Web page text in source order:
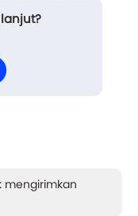
menatap Sari
jahat, ta...